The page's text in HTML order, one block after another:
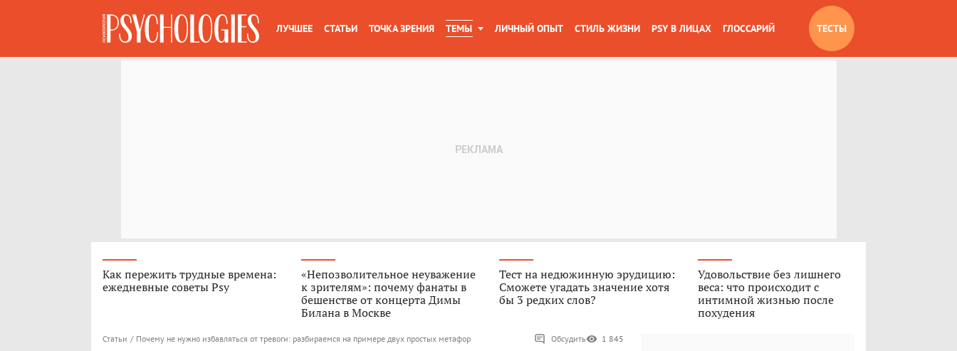
ЛУЧШЕЕ СТАТЬИ ТОЧКА ЗРЕНИЯ ТЕМЫ ЛИЧНЫЙ ОПЫТ СТИЛЬ ЖИЗНИ PSY В ЛИЦАХ ГЛОССАРИЙ ТЕСТЫ
Как пережить трудные времена:
ежедневные советы Psy
«Непозволительное неуважение
к зрителям»: почему фанаты в
бешенстве от концерта Димы
Билана в Москве
Тест на недюжинную эрудицию:
Сможете угадать значение хотя
бы 3 редких слов?
Удовольствие без лишнего
веса: что происходит с
интимной жизнью после
похудения
Статьи / Почему не нужно избавляться от тревоги: разбираемся на примере двух простых метафор Обсудить 1 845